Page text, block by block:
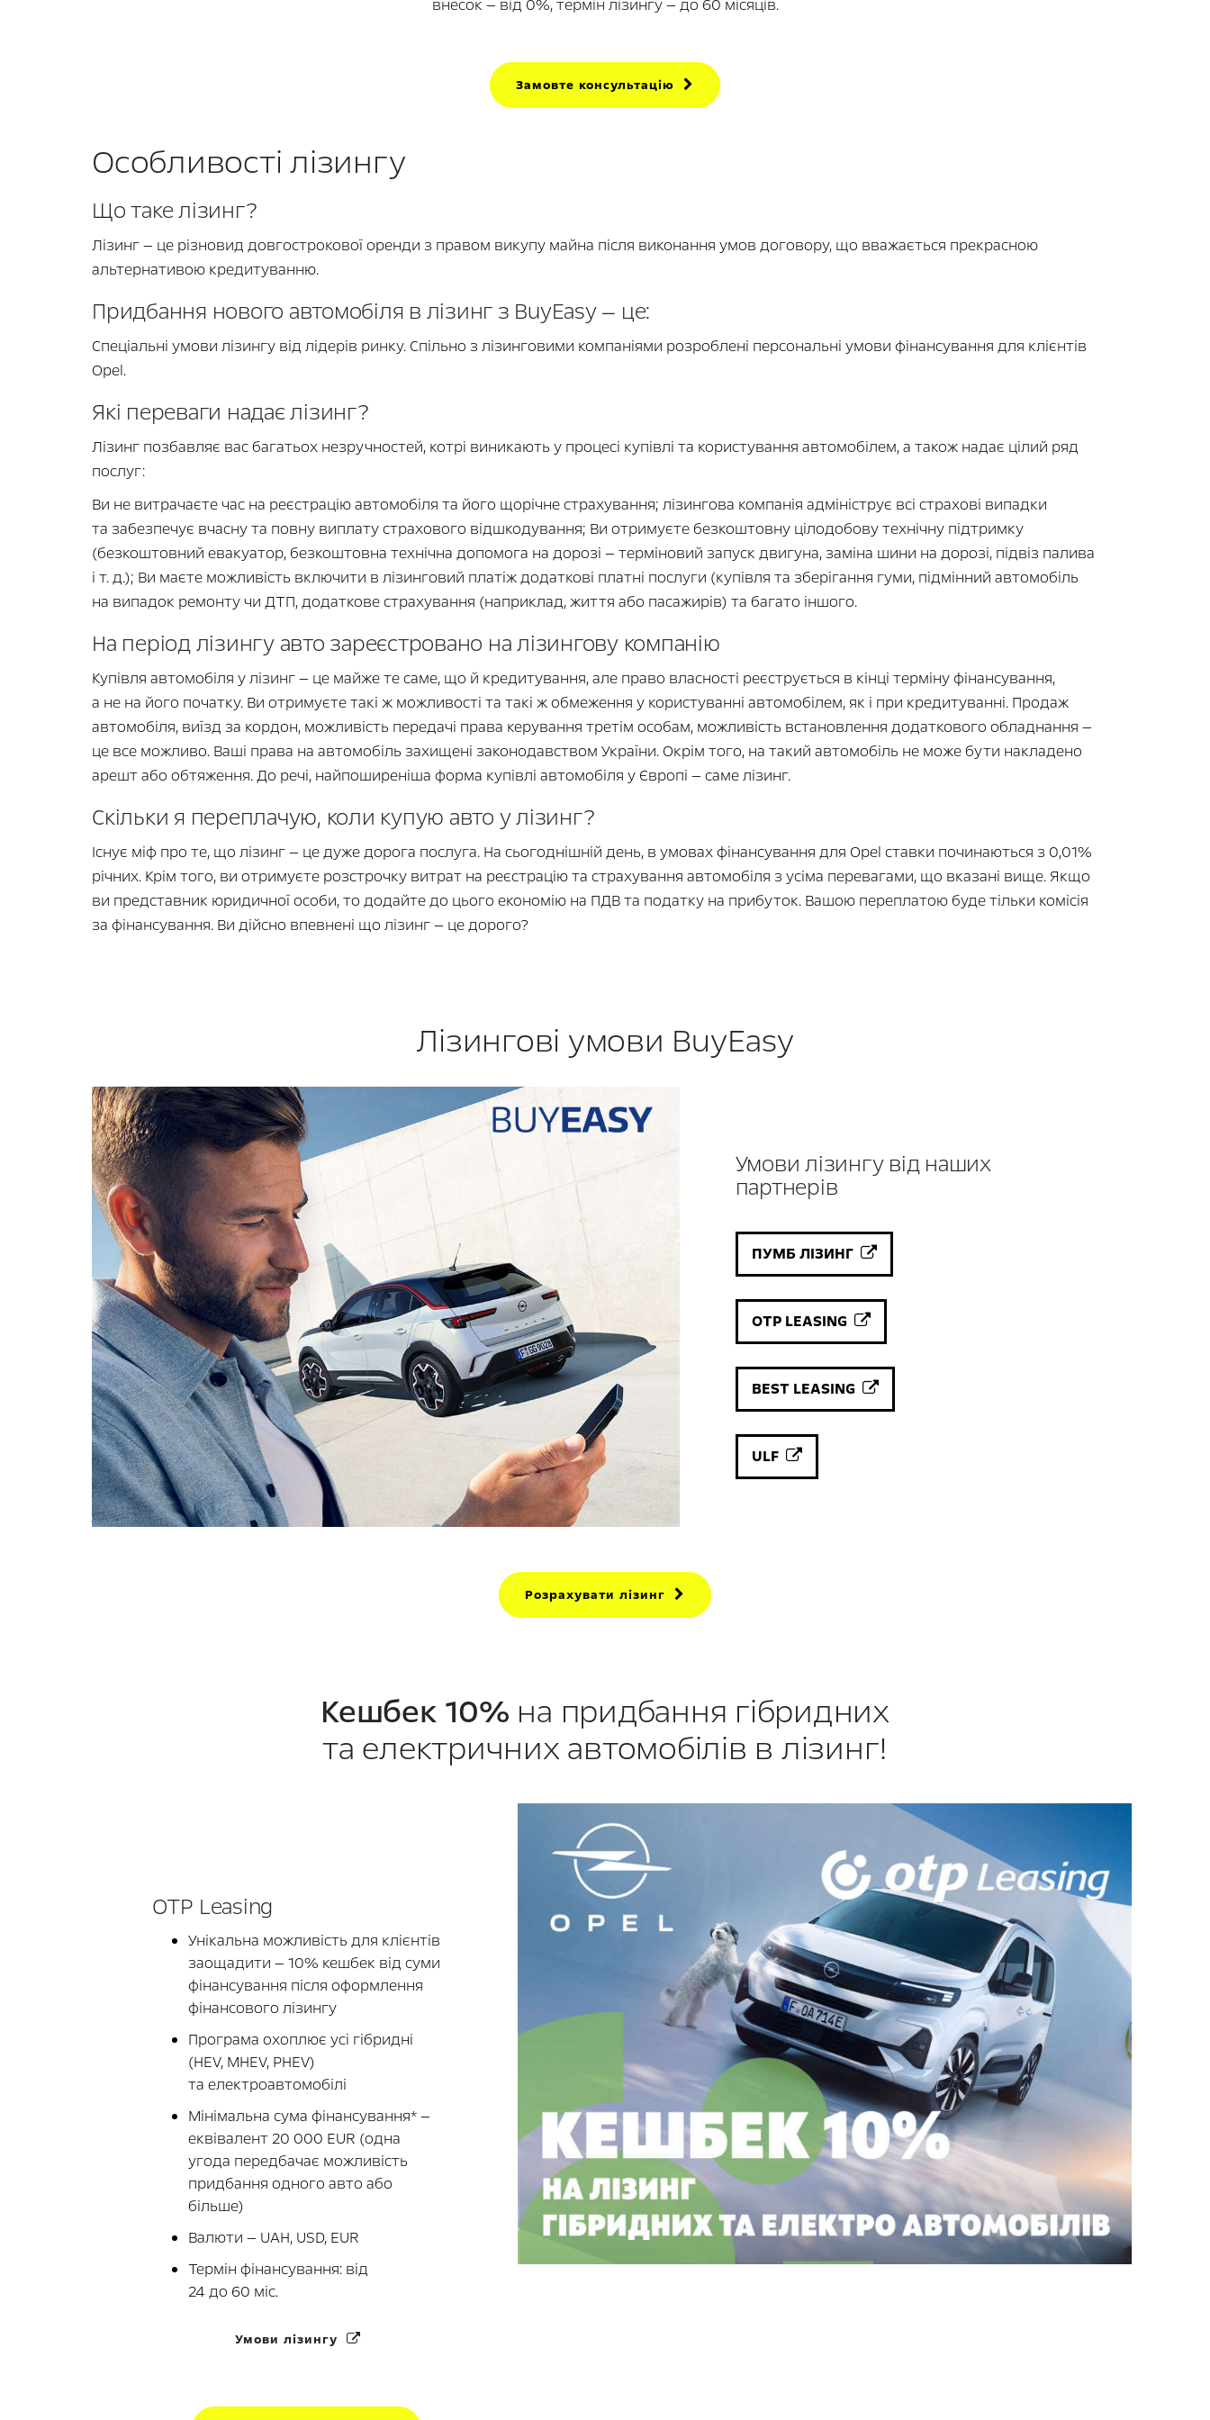
внесок — від 0%, термін лізингу — до 60 місяців.
Замовте консультацію
Особливості лізингу
Що таке лізинг?
Лізинг — це різновид довгострокової оренди з правом викупу майна після виконання умов договору, що вважається прекрасною
альтернативою кредитуванню.
Придбання нового автомобіля в лізинг з BuyEasy — це:
Спеціальні умови лізингу від лідерів ринку. Спільно з лізинговими компаніями розроблені персональні умови фінансування для клієнтів
Opel.
Які переваги надає лізинг?
Лізинг позбавляє вас багатьох незручностей, котрі виникають у процесі купівлі та користування автомобілем, а також надає цілий ряд
послуг:
Ви не витрачаєте час на реєстрацію автомобіля та його щорічне страхування; лізингова компанія адмініструє всі страхові випадки
та забезпечує вчасну та повну виплату страхового відшкодування; Ви отримуєте безкоштовну цілодобову технічну підтримку
(безкоштовний евакуатор, безкоштовна технічна допомога на дорозі — терміновий запуск двигуна, заміна шини на дорозі, підвіз палива
і т. д.); Ви маєте можливість включити в лізинговий платіж додаткові платні послуги (купівля та зберігання гуми, підмінний автомобіль
на випадок ремонту чи ДТП, додаткове страхування (наприклад, життя або пасажирів) та багато іншого.
На період лізингу авто зареєстровано на лізингову компанію
Купівля автомобіля у лізинг — це майже те саме, що й кредитування, але право власності реєструється в кінці терміну фінансування,
а не на його початку. Ви отримуєте такі ж можливості та такі ж обмеження у користуванні автомобілем, як і при кредитуванні. Продаж
автомобіля, виїзд за кордон, можливість передачі права керування третім особам, можливість встановлення додаткового обладнання —
це все можливо. Ваші права на автомобіль захищені законодавством України. Окрім того, на такий автомобіль не може бути накладено
арешт або обтяження. До речі, найпоширеніша форма купівлі автомобіля у Європі — саме лізинг.
Скільки я переплачую, коли купую авто у лізинг?
Існує міф про те, що лізинг — це дуже дорога послуга. На сьогоднішній день, в умовах фінансування для Opel ставки починаються з 0,01%
річних. Крім того, ви отримуєте розстрочку витрат на реєстрацію та страхування автомобіля з усіма перевагами, що вказані вище. Якщо
ви представник юридичної особи, то додайте до цього економію на ПДВ та податку на прибуток. Вашою переплатою буде тільки комісія
за фінансування. Ви дійсно впевнені що лізинг — це дорого?
Лізингові умови BuyEasy
Умови лізингу від наших
партнерів
ПУМБ ЛІЗИНГ
OTP LEASING
BEST LEASING
ULF
Розрахувати лізинг
Кешбек 10% на придбання гібридних
та електричних автомобілів в лізинг!
OTP Leasing
Унікальна можливість для клієнтів
заощадити — 10% кешбек від суми
фінансування після оформлення
фінансового лізингу
Програма охоплює усі гібридні
(HEV, MHEV, PHEV)
та електроавтомобілі
Мінімальна сума фінансування* —
еквівалент 20 000 EUR (одна
угода передбачає можливість
придбання одного авто або
більше)
Валюти — UAH, USD, EUR
Термін фінансування: від
24 до 60 міс.
Умови лізингу